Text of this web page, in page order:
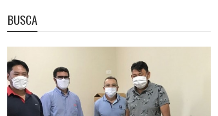
BUSCA